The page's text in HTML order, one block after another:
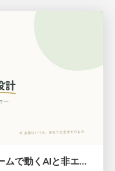
マルチエージェント入門：チームで動くAIと非エンジニアのための設計（Claude Code）